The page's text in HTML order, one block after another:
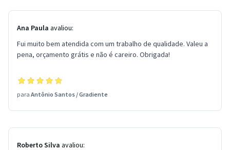
Ana Paula avaliou:
Fui muito bem atendida com um trabalho de qualidade. Valeu a
pena, orçamento grátis e não é careiro. Obrigada!
para Antônio Santos /Gradiente
Roberto Silva avaliou: